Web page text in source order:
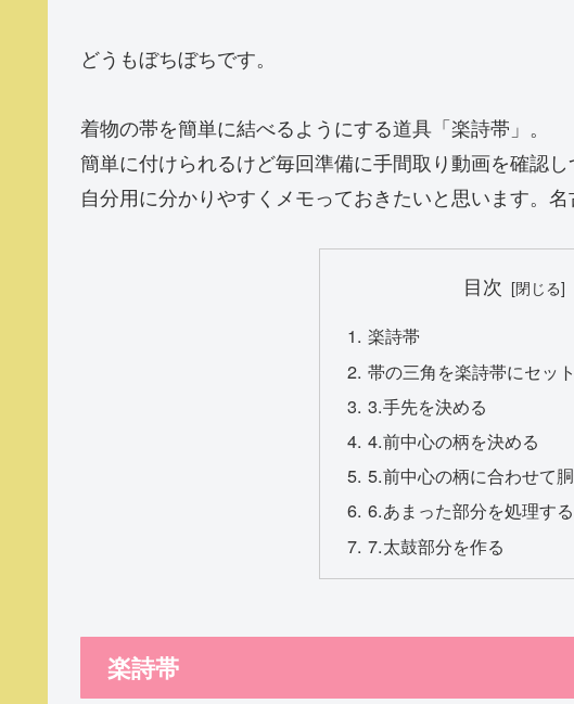
どうもぼちぼちです。
着物の帯を簡単に結べるようにする道具「楽詩帯」。
簡単に付けられるけど毎回準備に手間取り動画を確認し
自分用に分かりやすくメモっておきたいと思います。
目次
楽詩帯
帯の三角を楽詩帯にセッ
3.手先を決める
4.前中心の柄を決める
5.前中心の柄に合わせて
6.あまった部分を処理する
7.太鼓部分を作る
楽詩帯